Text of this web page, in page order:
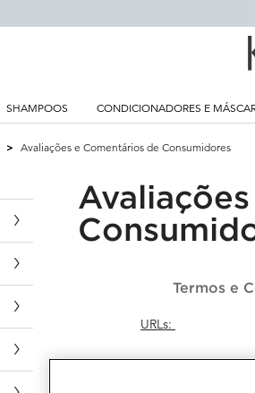
SHAMPOOS CONDICIONADORES E
Avaliações e Comentários de Consumidores
Termos e
URLs: